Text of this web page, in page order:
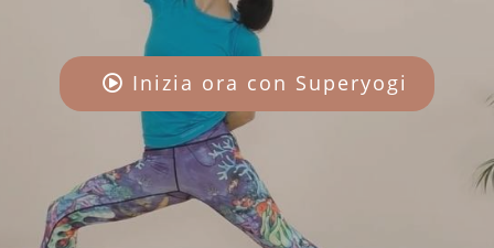
Inizia ora con Superyogi